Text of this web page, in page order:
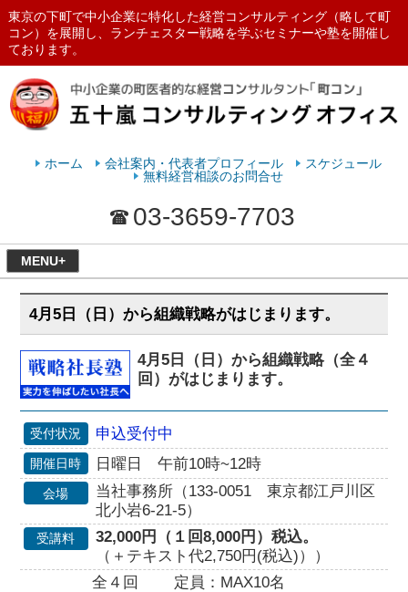
東京の下町で中小企業に特化した経営コンサルティング（略して町
コン）を展開し、ランチェスター戦略を学ぶセミナーや塾を開催し
ております。
ランチェスターの法則を学ぶなら
ホーム 会社案内・代表者プロフィール
スケジュール
無料経営相談のお問合せ
03-3659-7703
MENU+
4月5日（日）から組織戦略がはじまります。
4月5日（日）から組織戦略（全４
回）がはじまります。
受付状況 申込受付中
開催日時 日曜日 午前10時~12時
会場
当社事務所（133-0051 東京都江戸川区
北小岩6-21-5）
受講料
32,000円（１回8,000円）税込。
（＋テキスト代2,750円(税込)））
全４回
定員：MAX10名